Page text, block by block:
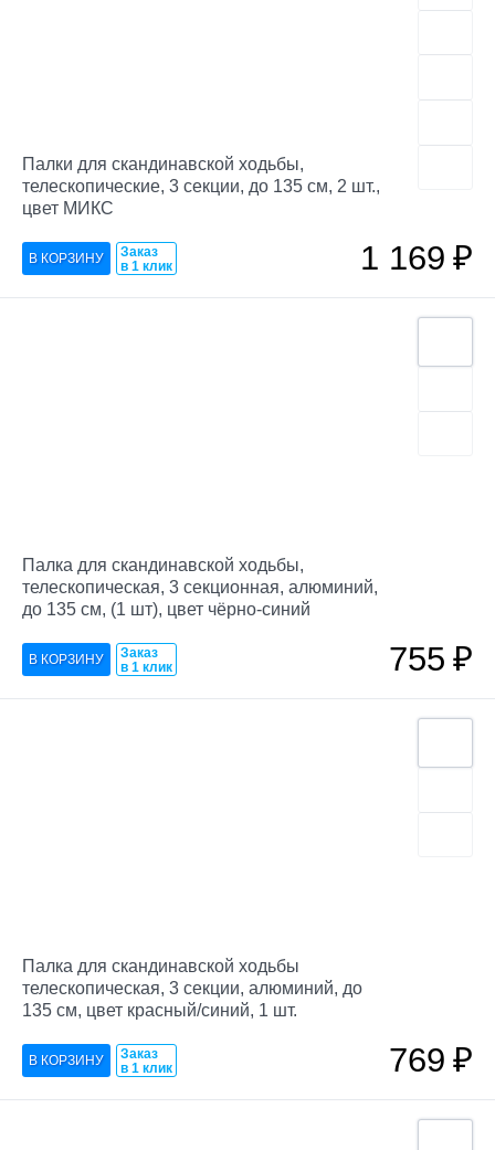
Палки для скандинавской ходьбы,
телескопические, 3 секции, до 135 см, 2 шт.,
цвет МИКС
Заказ
в 1 клик
1 169₽
Палка для скандинавской ходьбы,
телескопическая, 3 секционная, алюминий,
до 135 см, (1 шт), цвет чёрно-синий
Заказ
в 1 клик
755₽
Палка для скандинавской ходьбы
телескопическая, 3 секции, алюминий, до
135 см, цвет красный/синий, 1 шт.
Заказ
в 1 клик
769₽